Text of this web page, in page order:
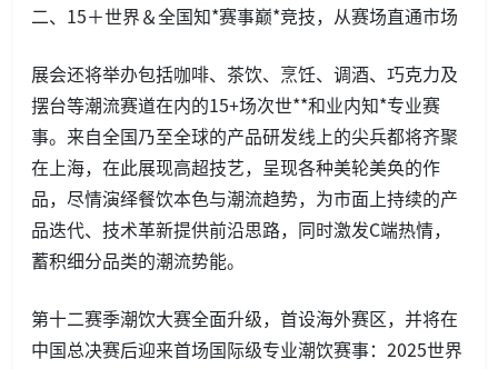
二、15＋世界＆全国知*赛事巅*竞技，从赛场直通市场
展会还将举办包括咖啡、茶饮、烹饪、调酒、巧克力及
摆台等潮流赛道在内的15+场次世**和业内知*专业赛
事。来自全国乃至全球的产品研发线上的尖兵都将齐聚
在上海，在此展现高超技艺，呈现各种美轮美奂的作
品，尽情演绎餐饮本色与潮流趋势，为市面上持续的产
品迭代、技术革新提供前沿思路，同时激发C端热情，
蓄积细分品类的潮流势能。
第十二赛季潮饮大赛全面升级，首设海外赛区，并将在
中国总决赛后迎来首场国际级专业潮饮赛事：2025世界